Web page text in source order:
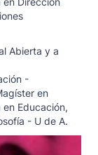
Abierta y a
-
en
en Educación,
- U de A.